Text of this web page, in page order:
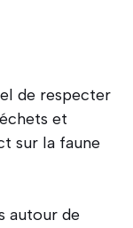
de respecter
et
sur la faune
autour de